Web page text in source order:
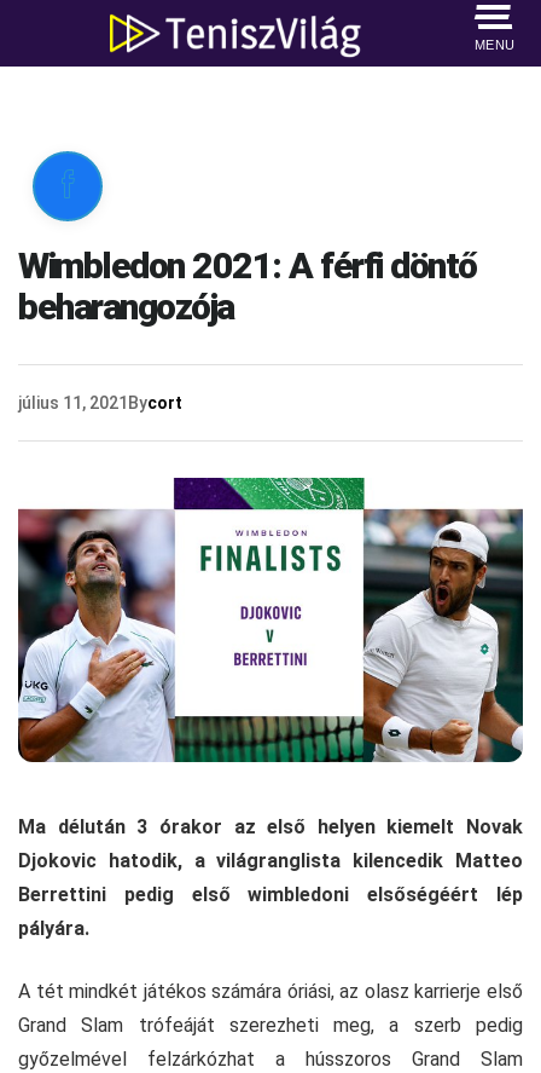
MENU

Wimbledon 2021: A férfi döntő
beharangozója
július 11, 2021 Bycort
Ma délután 3 órakor az első helyen kiemelt Novak
Djokovic hatodik, a világranglista kilencedik Matteo
Berrettini pedig első wimbledoni elsőségéért lép
pályára.
A tét mindkét játékos számára óriási, az olasz karrierje első
Grand Slam trófeáját szerezheti meg, a szerb pedig
győzelmével felzárkózhat a hússzoros Grand Slam